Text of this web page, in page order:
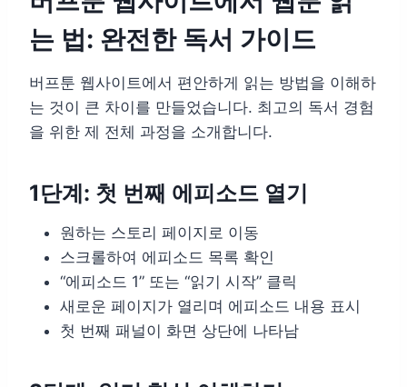
는 법: 완전한 독서 가이드
버프툰 웹사이트에서 편안하게 읽는 방법을 이해하
는 것이 큰 차이를 만들었습니다. 최고의 독서 경험
을 위한 제 전체 과정을 소개합니다.
1단계: 첫 번째 에피소드 열기
원하는 스토리 페이지로 이동
스크롤하여 에피소드 목록 확인
“에피소드 1” 또는 “읽기 시작” 클릭
새로운 페이지가 열리며 에피소드 내용 표시
첫 번째 패널이 화면 상단에 나타남